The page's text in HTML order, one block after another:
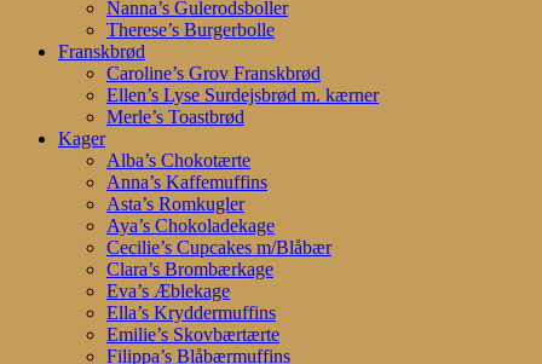
Nanna’s Gulerodsboller
Therese’s Burgerbolle
Franskbrød
Caroline’s Grov Franskbrød
Ellen’s Lyse Surdejsbrød m. kærner
Merle’s Toastbrød
Kager
Alba’s Chokotærte
Anna’s Kaffemuffins
Asta’s Romkugler
Aya’s Chokoladekage
Cecilie’s Cupcakes m/Blåbær
Clara’s Brombærkage
Eva’s Æblekage
Ella’s Kryddermuffins
Emilie’s Skovbærtærte
Filippa’s Blåbærmuffins